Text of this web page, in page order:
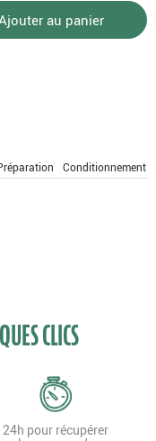
au panier
Conditionnement
CLICS
24h pour récupérer